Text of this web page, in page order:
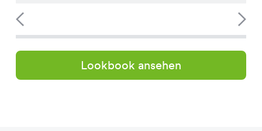
Lookbook ansehen